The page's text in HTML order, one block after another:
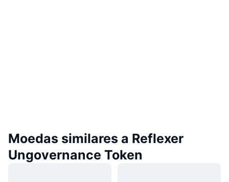
Moedas similares a Reflexer
Ungovernance Token